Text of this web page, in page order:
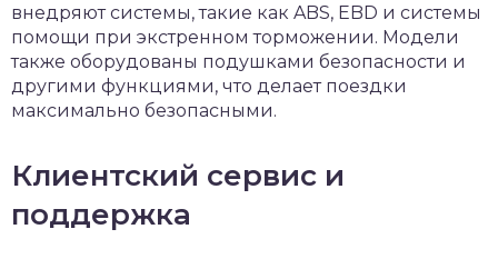
внедряют системы, такие как ABS, EBD и системы
помощи при экстренном торможении. Модели
также оборудованы подушками безопасности и
другими функциями, что делает поездки
максимально безопасными.
Клиентский сервис и
поддержка